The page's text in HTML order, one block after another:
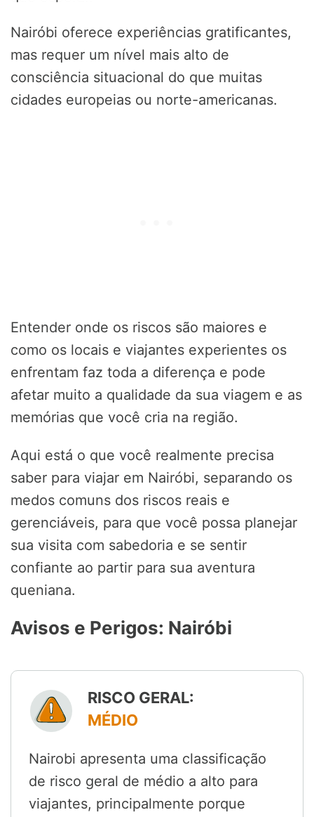
Nairóbi oferece experiências gratificantes,
mas requer um nível mais alto de
consciência situacional do que muitas
cidades europeias ou norte-americanas.
Entender onde os riscos são maiores e
como os locais e viajantes experientes os
enfrentam faz toda a diferença e pode
afetar muito a qualidade da sua viagem e as
memórias que você cria na região.
Aqui está o que você realmente precisa
saber para viajar em Nairóbi, separando os
medos comuns dos riscos reais e
gerenciáveis, para que você possa planejar
sua visita com sabedoria e se sentir
confiante ao partir para sua aventura
queniana.
Avisos e Perigos: Nairóbi
RISCO GERAL:
MÉDIO
Nairobi apresenta uma classificação
de risco geral de médio a alto para
viajantes, principalmente porque